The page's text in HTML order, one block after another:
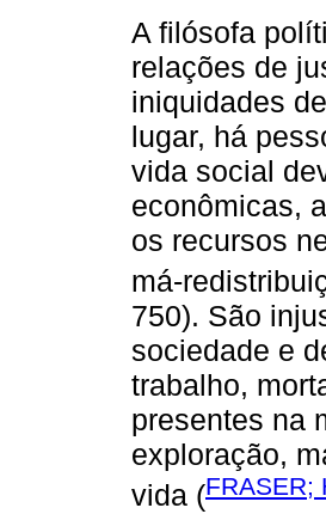
A filósofa
relações de
iniquidades
lugar, há
vida social
econômicas,
os recursos
má-
750). São
sociedade e
trabalho,
presentes na
exploração,
vida (FRASER;